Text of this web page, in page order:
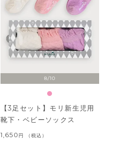
8/10
【3足セット】モリ新生児用
靴下・ベビーソックス
1,650 税込